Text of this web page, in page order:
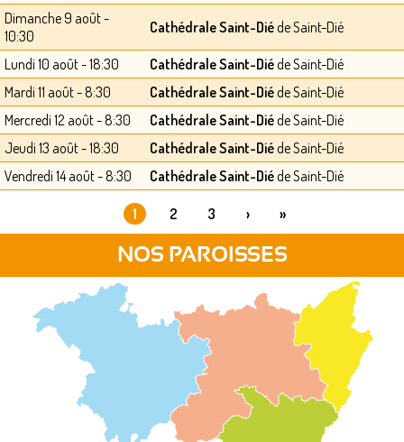
Dimanche 9 août -
10:30
Cathédrale Saint-Diéde Saint-Dié
Lundi 10 août - 18:30 Cathédrale Saint-Diéde Saint-Dié
Mardi 11 août - 8:30
Cathédrale Saint-Diéde Saint-Dié
Mercredi 12 août - 8:30
Cathédrale Saint-Diéde Saint-Dié
Jeudi 13 août - 18:30
Cathédrale Saint-Diéde Saint-Dié
Vendredi 14 août - 8:30
Cathédrale Saint-Diéde Saint-Dié
1 2 3 › »
NOS PAROISSES